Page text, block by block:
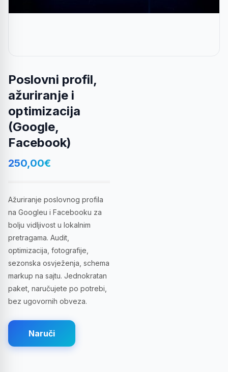
Poslovni profil,
ažuriranje i
optimizacija
(Google,
Facebook)
250,00€
Ažuriranje poslovnog profila
na Googleu i Facebooku za
bolju vidljivost u lokalnim
pretragama. Audit,
optimizacija, fotografije,
sezonska osvježenja, schema
markup na sajtu. Jednokratan
paket, naručujete po potrebi,
bez ugovornih obveza.
Naruči